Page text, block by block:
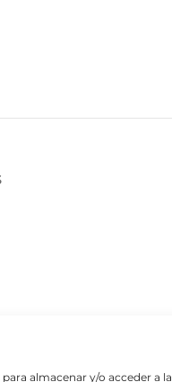
almacenar y/o acceder a la